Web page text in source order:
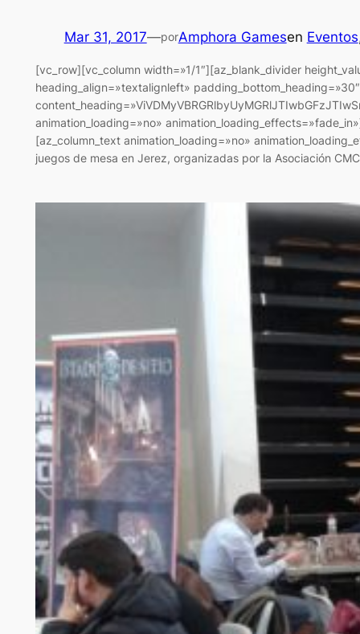
Mar 31, 2017—porAmphora Gamesen Eventos
[vc_row][vc_column width=»1/1″][az_blank_divider
heading_align=»textalignleft»
animation_loading=»no»
[az_column_text animation_loading=»no»
juegos de mesa en Jerez, organizadas por la Asociación